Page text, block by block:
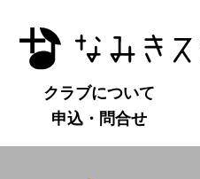
クラブについて
申込・問合せ